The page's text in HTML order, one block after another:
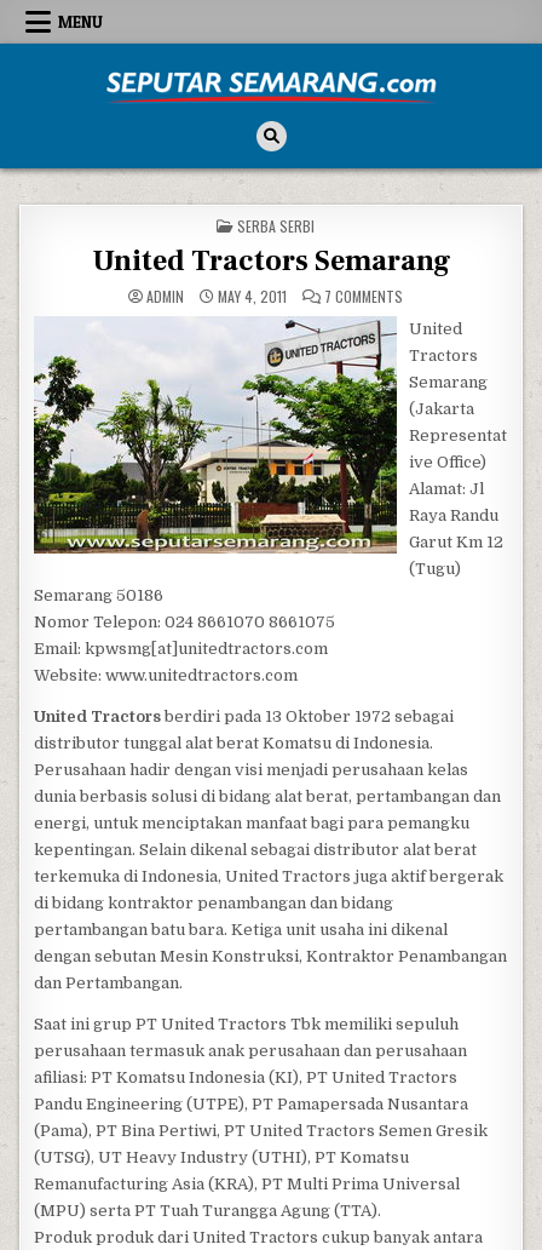
Skip to content
MENU
POSTED IN
SERBA SERBI
United Tractors Semarang
ADMIN MAY 4, 2011 7 COMMENTSON UNITED TRACTORS
United
Tractors
Semarang
(Jakarta
Representat
ive Office)
Alamat: Jl
Raya Randu
Garut Km 12
(Tugu)
Semarang 50186
Nomor Telepon: 024 8661070 8661075
Email: kpwsmg[at]unitedtractors.com
Website: www.unitedtractors.com
United Tractorsberdiri pada 13 Oktober 1972 sebagai
distributor tunggal alat berat Komatsu di Indonesia.
Perusahaan hadir dengan visi menjadi perusahaan kelas
dunia berbasis solusi di bidang alat berat, pertambangan dan
energi, untuk menciptakan manfaat bagi para pemangku
kepentingan. Selain dikenal sebagai distributor alat berat
terkemuka di Indonesia, United Tractors juga aktif bergerak
di bidang kontraktor penambangan dan bidang
pertambangan batu bara. Ketiga unit usaha ini dikenal
dengan sebutan Mesin Konstruksi, Kontraktor Penambangan
dan Pertambangan.
Saat ini grup PT United Tractors Tbk memiliki sepuluh
perusahaan termasuk anak perusahaan dan perusahaan
afiliasi: PT Komatsu Indonesia (KI), PT United Tractors
Pandu Engineering (UTPE), PT Pamapersada Nusantara
(Pama), PT Bina Pertiwi, PT United Tractors Semen Gresik
(UTSG), UT Heavy Industry (UTHI), PT Komatsu
Remanufacturing Asia (KRA), PT Multi Prima Universal
(MPU) serta PT Tuah Turangga Agung (TTA).
Produk produk dari United Tractors cukup banyak antara